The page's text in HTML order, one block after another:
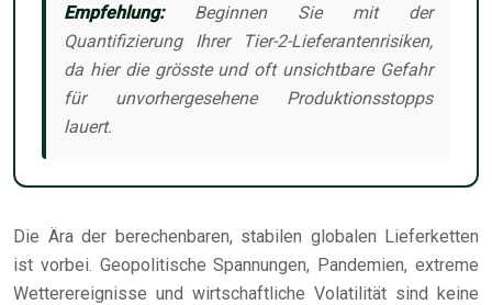
Empfehlung:Beginnen Sie mit der
Quantifizierung Ihrer Tier-2-Lieferantenrisiken,
da hier die grösste und oft unsichtbare Gefahr
für unvorhergesehene Produktionsstopps
lauert.
Die Ära der berechenbaren, stabilen globalen Lieferketten
ist vorbei. Geopolitische Spannungen, Pandemien, extreme
Wetterereignisse und wirtschaftliche Volatilität sind keine